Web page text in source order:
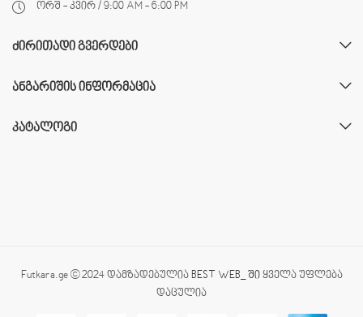
ორშ - კვირ / 9:00 AM - 6:00 PM
ᲫᲘᲠᲘᲗᲐᲓᲘ ᲒᲕᲔᲠᲓᲔᲑᲘ
ᲐᲜᲒᲐᲠᲘᲨᲘᲡ ᲘᲜᲤᲝᲠᲛᲐᲪᲘᲐ
ᲙᲐᲢᲐᲚᲝᲒᲘ
Futkara.ge © 2024 დამზადებულია BEST WEB_ შიყველა უფლება
დაცულია